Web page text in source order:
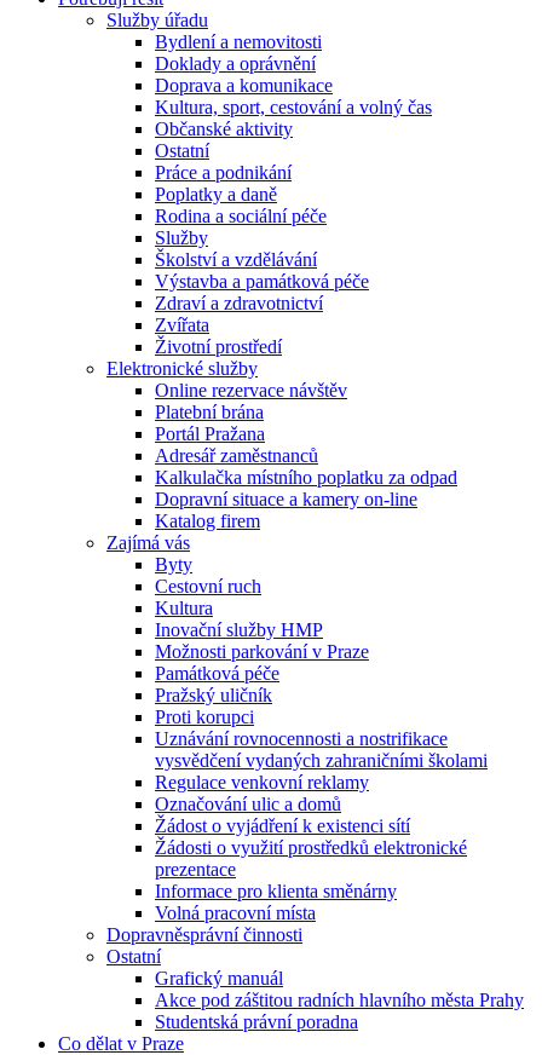
Služby úřadu
Bydlení a nemovitosti
Doklady a oprávnění
Doprava a komunikace
Kultura, sport, cestování a volný čas
Občanské aktivity
Ostatní
Práce a podnikání
Poplatky a daně
Rodina a sociální péče
Služby
Školství a vzdělávání
Výstavba a památková péče
Zdraví a zdravotnictví
Zvířata
Životní prostředí
Elektronické služby
Online rezervace návštěv
Platební brána
Portál Pražana
Adresář zaměstnanců
Kalkulačka místního poplatku za odpad
Dopravní situace a kamery on-line
Katalog firem
Zajímá vás
Byty
Cestovní ruch
Kultura
Inovační služby HMP
Možnosti parkování v Praze
Památková péče
Pražský uličník
Proti korupci
Uznávání rovnocennosti a nostrifikace
vysvědčení vydaných zahraničními školami
Regulace venkovní reklamy
Označování ulic a domů
Žádost o vyjádření k existenci sítí
Žádosti o využití prostředků elektronické
prezentace
Informace pro klienta směnárny
Volná pracovní místa
Dopravněsprávní činnosti
Ostatní
Grafický manuál
Akce pod záštitou radních hlavního města Prahy
Studentská právní poradna
Co dělat v Praze